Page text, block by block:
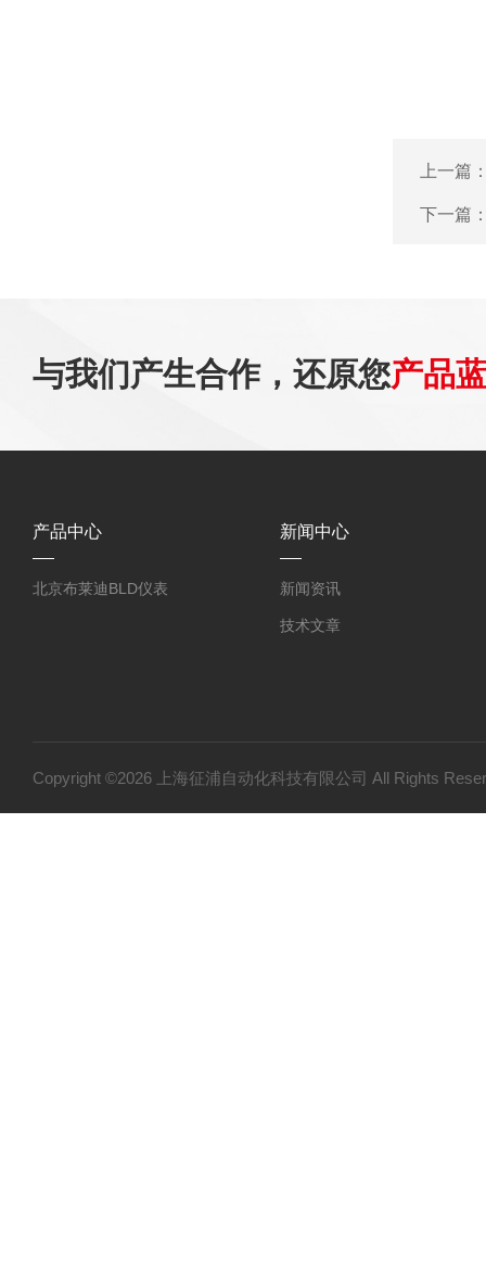
上一篇
下一篇
与我们产生合作，还原您产品
产品中心
北京布莱迪BLD仪表
新闻中心
新闻资讯
技术文章
Copyright ©2026 上海征浦自动化科技有限公司 All Rights